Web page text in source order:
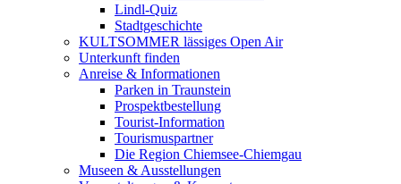
Lindl-Quiz
Stadtgeschichte
KULTSOMMER lässiges Open Air
Unterkunft finden
Anreise & Informationen
Parken in Traunstein
Prospektbestellung
Tourist-Information
Tourismuspartner
Die Region Chiemsee-Chiemgau
Museen & Ausstellungen